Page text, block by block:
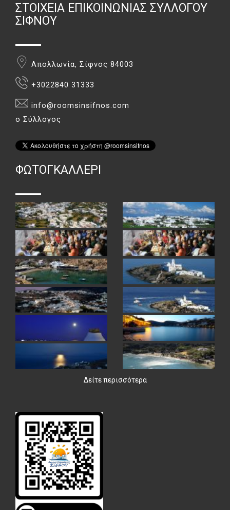
ΣΤΟΙΧΕΊΑ ΕΠΙΚΟΙΝΩΝΊΑΣ ΣΥΛΛΌΓΟΥ
ΣΊΦΝΟΥ
Απολλωνία, Σίφνος 84003
+3022840 31333
info@roomsinsifnos.com
ο Σύλλογος
ΦΏΤΟΓΚΑΛΛΕΡΙ
Δείτε περισσότερα